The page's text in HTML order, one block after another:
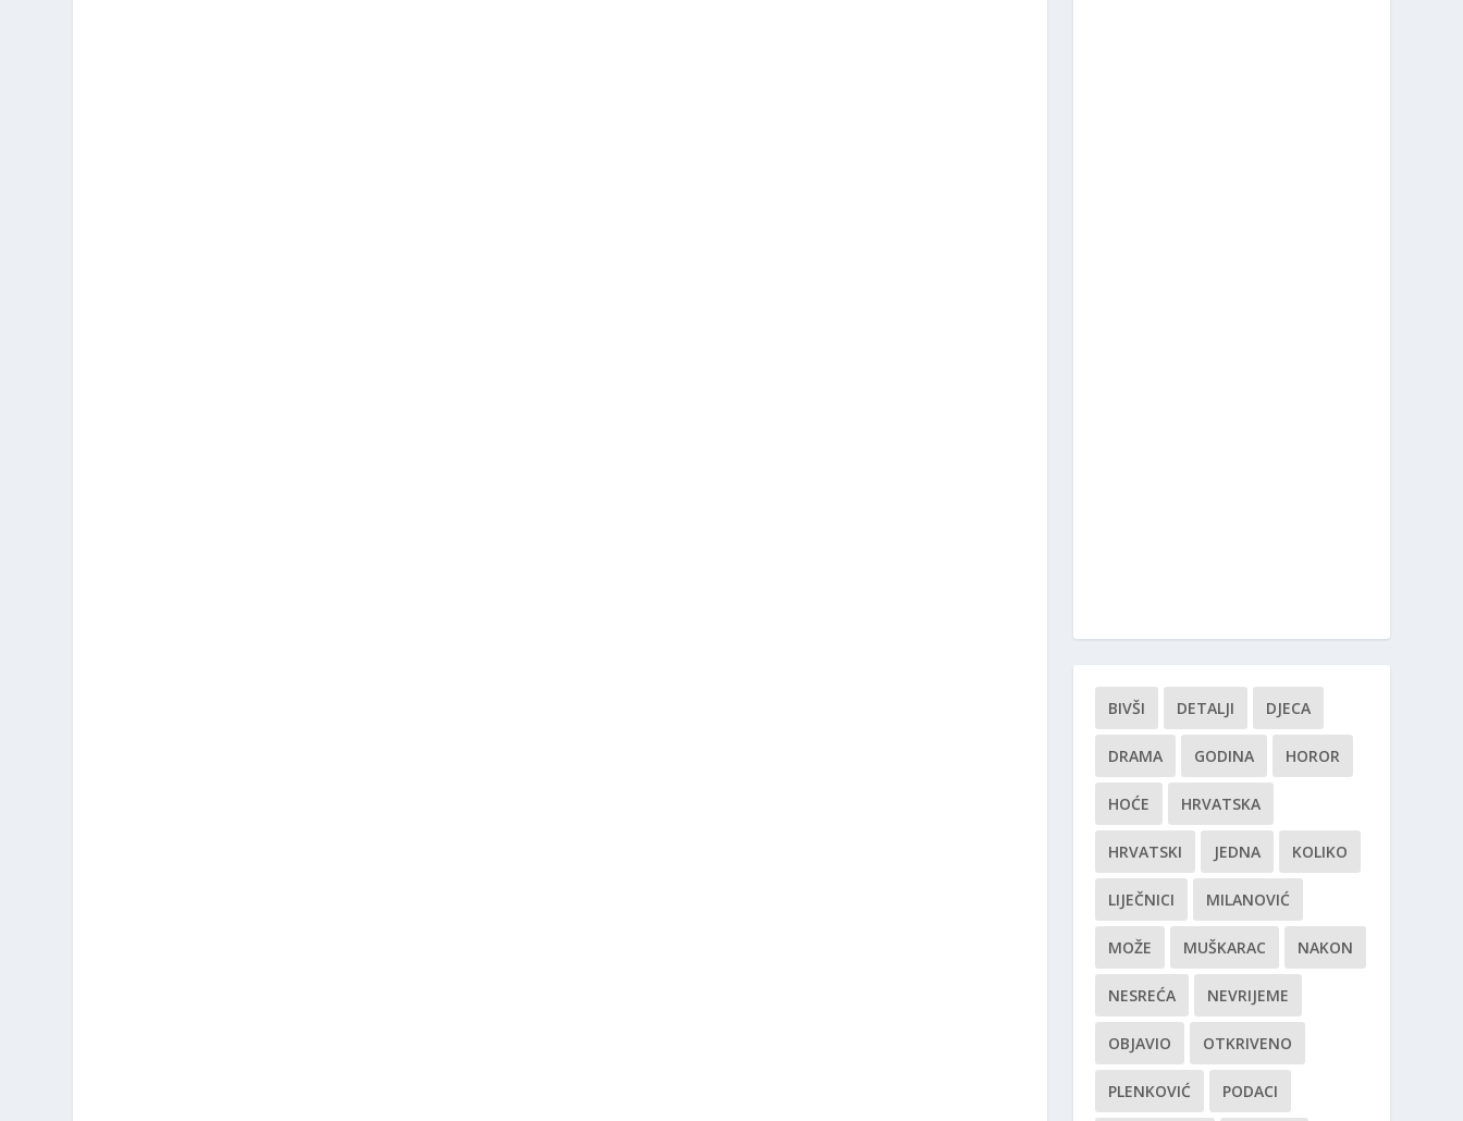
BIVŠI DETALJI DJECA
DRAMA GODINA HOROR
HOĆE HRVATSKA
HRVATSKI JEDNA KOLIKO
LIJEČNICI MILANOVIĆ
MOŽE MUŠKARAC NAKON
NESREĆA NEVRIJEME
OBJAVIO OTKRIVENO
PLENKOVIĆ PODACI